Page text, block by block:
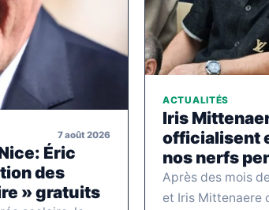
7 août 2026
Éric
des
» gratuits
ACTUALITÉS
Iris
officialisent
nos nerfs
Après des mois
et Iris Mittenaere